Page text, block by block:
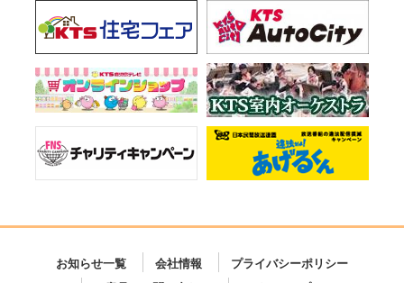
お知らせ一覧 会社情報
プライバシーポリシー